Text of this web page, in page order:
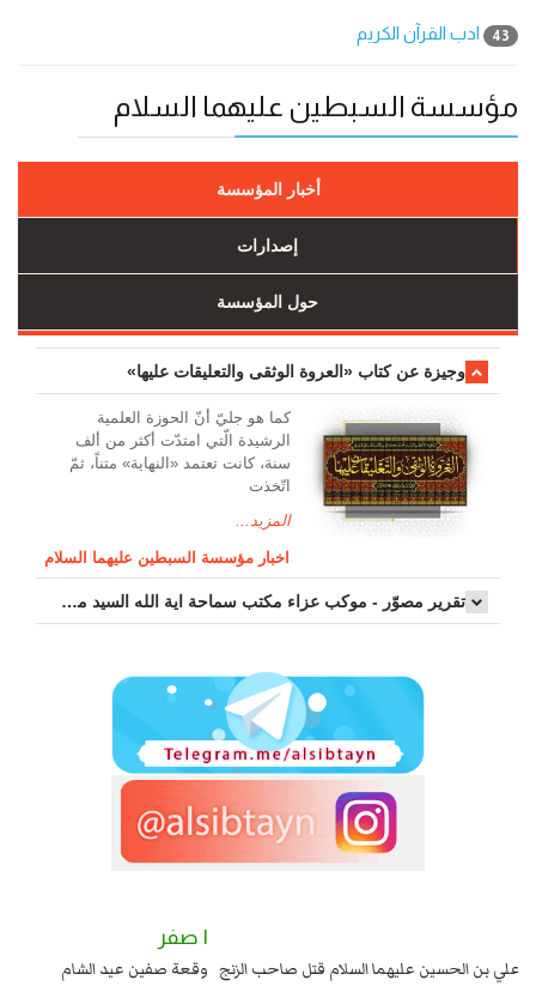
43 ادب القرآن الكريم
مؤسسة السبطين عليهما السلام
أخبار المؤسسة
إصدارات
حول المؤسسة
وجیزة عن کتاب «العروة الوثقی والتعلیقات علیها»
کما هو جليّ أنّ الحوزة العلمیة
الرشیدة الّتي امتدّت أكثر من ألف
سنة، كانت تعتمد «النهاية» متناً، ثمّ
اتّخذت
المزيد...
اخبار مؤسسة السبطين عليهما السلام
تقرير مصوّر - موكب عزاء مکتب سماحة اية الله السيد مرتضى الموسوي الاصفهاني في يوم إستشهاد السيدة فاطم...
السبايا عند يزيد شهادة زيد بن علي بن الحسين عليهما السلام قتل صاحب الزنج